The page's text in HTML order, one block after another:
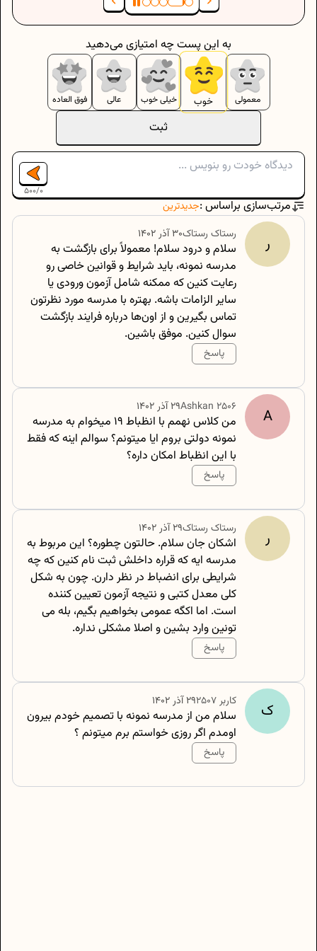
ثبت
معمولی خوب خیلی خوب عالی فوق العاده
به این پست چه امتیازی می‌دهید
500/0
مرتب‌سازی براساس :جدیدترین
ر رستاک رستاک۳۰ آذر ۱۴۰۲
سلام و درود سلام! معمولاً برای بازگشت به
مدرسه نمونه، باید شرایط و قوانین خاصی رو
رعایت کنین که ممکنه شامل آزمون ورودی یا
سایر الزامات باشه. بهتره با مدرسه مورد نظرتون
تماس بگیرین و از اون‌ها درباره فرایند بازگشت
سوال کنین. موفق باشین.
پاسخ
A
Ashkan 2506 ۲۹ آذر ۱۴۰۲
من کلاس نهمم با انظباط ۱۹ میخوام به مدرسه
نمونه دولتی بروم ایا میتونم؟ سوالم اینه که فقط
با این انظباط امکان داره؟
پاسخ
ر رستاک رستاک۲۹ آذر ۱۴۰۲
اشکان جان سلام. حالتون چطوره؟ این مربوط به
مدرسه ایه که قراره داخلش ثبت نام کنین که چه
شرایطی برای انضباط در نظر دارن. چون به شکل
کلی معدل کتبی و نتیجه آزمون تعیین کننده
است. اما اکگه عمومی بخواهیم بگیم، بله می
تونین وارد بشین و اصلا مشکلی نداره.
پاسخ
ک کاربر2507۲۹ آذر ۱۴۰۲
سلام من از مدرسه نمونه با تصمیم خودم بیرون
اومدم اگر روزی خواستم برم میتونم ؟
پاسخ